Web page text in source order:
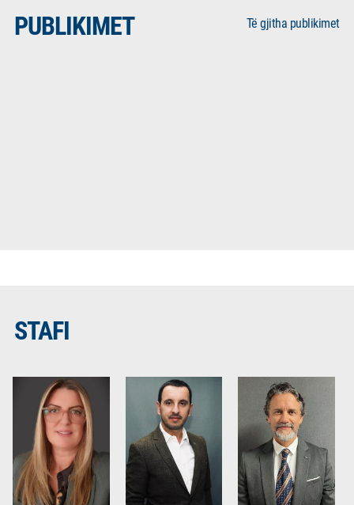
PUBLIKIMET Të gjitha publikimet
STAFI